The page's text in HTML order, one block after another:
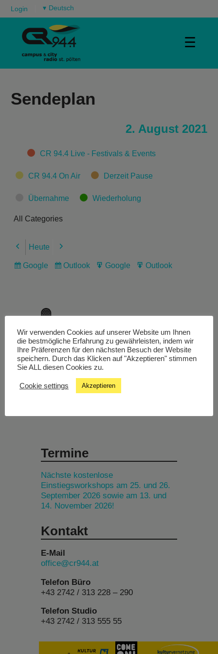
Login ▾
☰
Sendeplan
2. August 2021
CategoriesCR 94.4 Live - Festivals & Events
CR 94.4 On Air Derzeit Pause
Übernahme Wiederholung
All Categories
Previous
Heute Next
Subscribe
Google
Subscribe
Outlook
Export
Google
Export
Outlook
Livestream
Studiochat
Termine
Nächste kostenlose
Einstiegsworkshops am 25. und 26.
September 2026 sowie am 13. und
14. November 2026!
Kontakt
E-Mail
office@cr944.at
Telefon Büro
+43 2742 / 313 228 – 290
Telefon Studio
+43 2742 / 313 555 55
Wir verwenden Cookies auf unserer Website um Ihnen
die bestmögliche Erfahrung zu gewährleisten, indem wir
Ihre Präferenzen für den nächsten Besuch der Website
speichern. Durch das Klicken auf "Akzeptieren" stimmen
Sie ALL diesen Cookies zu.
Cookie settings Akzeptieren